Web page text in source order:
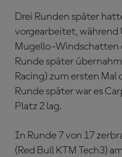
Drei Runden später
vorgearbeitet, während
Mugello-Windschatten
Runde später
Racing) zum ersten
Runde später war es
Platz 2 lag.
In Runde 7 von 17
(Red Bull KTM Tech3)